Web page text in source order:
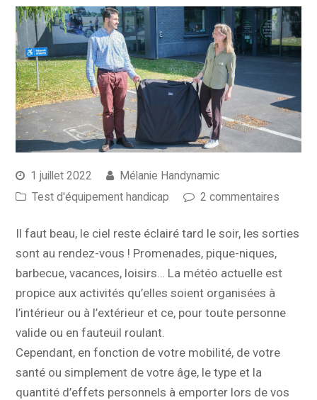
1 juillet 2022
Mélanie Handynamic
Test d'équipement handicap
2 commentaires
Il faut beau, le ciel reste éclairé tard le soir, les sorties
sont au rendez-vous ! Promenades, pique-niques,
barbecue, vacances, loisirs… La météo actuelle est
propice aux activités qu’elles soient organisées à
l’intérieur ou à l’extérieur et ce, pour toute personne
valide ou en fauteuil roulant.
Cependant, en fonction de votre mobilité, de votre
santé ou simplement de votre âge, le type et la
quantité d’effets personnels à emporter lors de vos